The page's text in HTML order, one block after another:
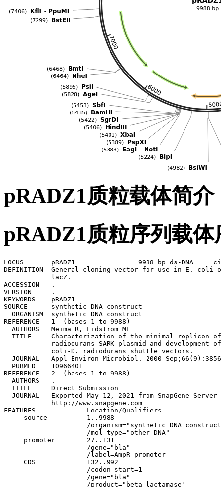
pRADZ1质粒载体简介
pRADZ1质粒序列载体
LOCUS       pRADZ1                9988 bp ds-DNA     circular SYN 12-MAY-2021
DEFINITION  General cloning vector for use in E. coli or D. radiodurans with 
            lacZ.
ACCESSION   .
VERSION     .
KEYWORDS    pRADZ1
SOURCE      synthetic DNA construct
  ORGANISM  synthetic DNA construct
REFERENCE   1  (bases 1 to 9988)
  AUTHORS   Meima R, Lidstrom ME
  TITLE     Characterization of the minimal replicon of a cryptic Deinococcus 
            radiodurans SARK plasmid and development of versatile Escherichia 
            coli-D. radiodurans shuttle vectors.
  JOURNAL   Appl Environ Microbiol. 2000 Sep;66(9):3856-67.
  PUBMED    10966401
REFERENCE   2  (bases 1 to 9988)
  AUTHORS   .
  TITLE     Direct Submission
  JOURNAL   Exported May 12, 2021 from SnapGene Server 1.1.58
            http://www.snapgene.com
FEATURES             Location/Qualifiers
     source          1..9988
                     /organism="synthetic DNA construct"
                     /mol_type="other DNA"
     promoter        27..131
                     /gene="bla"
                     /label=AmpR promoter
     CDS             132..992
                     /codon_start=1
                     /gene="bla"
                     /product="beta-lactamase"
                     /label=AmpR
                     /note="confers resistance to ampicillin, carbenicillin, and
                     related antibiotics"
                     /translation="MSIQHFRVALIPFFAAFCLPVFAHPETLVKVKDAEDQLGARVGYI
                     ELDLNSGKILESFRPEERFPMMSTFKVLLCGAVLSRIDAGQEQLGRRIHYSQNDLVEYS
                     PVTEKHLTDGMTVRELCSAAITMSDNTAANLLLTTIGGPKELTAFLHNMGDHVTRLDRW
                     EPELNEAIPNDERDTTMPVAMATTLRKLLTGELLTLASRQQLIDWMEADKVAGPLLRSA
                     LPAGWFIADKSGAGERGSRGIIAALGPDGKPSRIVVIYTTGSQATMDERNRQIAEIGAS
                     LIKHW"
     primer_bind     complement(350..369)
                     /label=Amp-R
                     /note="Ampicillin resistance gene, reverse primer"
     rep_origin      1163..1751
                     /direction=RIGHT
                     /label=ori
                     /note="high-copy-number ColE1/pMB1/pBR322/pUC origin of 
                     replication"
     primer_bind     1652..1671
                     /label=pBR322ori-F
                     /note="pBR322 origin, forward primer"
     primer_bind     1905..1922
                     /label=L4440
                     /note="L4440 vector, forward primer"
     protein_bind    2039..2060
                     /label=CAP binding site
                     /bound_moiety="E. coli catabolite activator protein"
                     /note="CAP binding activates transcription in the presence 
                     of cAMP."
     promoter        2075..2105
                     /label=lac promoter
                     /note="promoter for the E. coli lac operon"
     primer_bind     2117..2139
                     /label=M13/pUC Reverse
                     /note="In lacZ gene"
     primer_bind     2136..2152
                     /label=M13 rev
                     /note="common sequencing primer, one of multiple similar 
                     variants"
     primer_bind     2136..2152
                     /label=M13 Reverse
                     /note="In lacZ gene. Also called M13-rev"
     CDS             9144..9803
                     /codon_start=1
                     /gene="cat"
                     /product="chloramphenicol acetyltransferase"
                     /label=CmR
                     /note="confers resistance to chloramphenicol"
                     /translation="MEKKITGYTTVDISQSHRKEHFEAFQSVAQCTYNQTVQLDITAFL
                     KTVKKNKHKFYPAFIHILARLMNAHPEFRMAMKDGELVIWDSVHPCYTVFHEQTETFSS
                     LWSEYHDDFRQFLHIYSQDVACYGENLAYFPKGFIENMFFVSANPWVSFTSFDLNVANM
                     DNFFAPVFTMGKYYTQGDKVLMPLAIQVHHAVCDGFHVGRMLNELQQYCDEWQGGA"
     primer_bind     complement(9210..9229)
                     /label=CAT-R
                     /note="Chloramphenicol resistance gene, reverse primer"
ORIGIN
        1 caggtggcac ttttcgggga aatgtgcgcg gaacccctat ttgtttattt ttctaaatac
       61 attcaaatat gtatccgctc atgagacaat aaccctgata aatgcttcaa taatattgaa
      121 aaaggaagag tatgagtatt caacatttcc gtgtcgccct tattcccttt tttgcggcat
      181 tttgccttcc tgtttttgct cacccagaaa cgctggtgaa agtaaaagat gctgaagatc
      241 agttgggtgc acgagtgggt tacatcgaac tggatctcaa cagcggtaag atccttgaga
      301 gttttcgccc cgaagaacgt tttccaatga tgagcacttt taaagttctg ctatgtggcg
      361 cggtattatc ccgtattgac gccgggcaag agcaactcgg tcgccgcata cactattctc
      421 agaatgactt ggttgagtac tcaccagtca cagaaaagca tcttacggat ggcatgacag
      481 taagagaatt atgcagtgct gccataacca tgagtgataa cactgcggcc aacttacttc
      541 tgacaacgat cggaggaccg aaggagctaa ccgctttttt gcacaacatg ggggatcatg
      601 taactcgcct tgatcgttgg gaaccggagc tgaatgaagc cataccaaac gacgagcgtg
      661 acaccacgat gcctgtagca atggcaacaa cgttgcgcaa actattaact ggcgaactac
      721 ttactctagc ttcccggcaa caattaatag actggatgga ggcggataaa gttgcaggac
      781 cacttctgcg ctcggccctt ccggctggct ggtttattgc tgataaatct ggagccggtg
      841 agcgtgggtc tcgcggtatc attgcagcac tggggccaga tggtaagccc tcccgtatcg
      901 tagttatcta cacgacgggg agtcaggcaa ctatggatga acgaaataga cagatcgctg
      961 agataggtgc ctcactgatt aagcattggt aactgtcaga ccaagtttac tcatatatac
     1021 tttagattga tttaaaactt catttttaat ttaaaaggat ctaggtgaag atcctttttg
     1081 ataatctcat gaccaaaatc ccttaacgtg agttttcgtt ccactgagcg tcagaccccg
     1141 tagaaaagat caaaggatct tcttgagatc ctttttttct gcgcgtaatc tgctgcttgc
     1201 aaacaaaaaa accaccgcta ccagcggtgg tttgtttgcc ggatcaagag ctaccaactc
     1261 tttttccgaa ggtaactggc ttcagcagag cgcagatacc aaatactgtc cttctagtgt
     1321 agccgtagtt aggccaccac ttcaagaact ctgtagcacc gcctacatac ctcgctctgc
     1381 taatcctgtt accagtggct gctgccagtg gcgataagtc gtgtcttacc gggttggact
     1441 caagacgata gttaccggat aaggcgcagc ggtcgggctg aacggggggt tcgtgcacac
     1501 agcccagctt ggagcgaacg acctacaccg aactgagata cctacagcgt gagctatgag
     1561 aaagcgccac gcttcccgaa gggagaaagg cggacaggta tccggtaagc ggcagggtcg
     1621 gaacaggaga gcgcacgagg gagcttccag ggggaaacgc ctggtatctt tatagtcctg
     1681 tcgggtttcg ccacctctga cttgagcgtc gatttttgtg atgctcgtca ggggggcgga
     1741 gcctatggaa aaacgccagc aacgcggcct ttttacggtt cctggccttt tgctggcctt
     1801 ttgctcacat gttctttcct gcgttatccc ctgattctgt ggataaccgt attaccgcct
     1861 ttgagtgagc tgataccgct cgccgcagcc gaacgaccga gcgcagcgag tcagtgagcg
     1921 aggaagcgga agagcgccca atacgcaaac cgcctctccc cgcgcgttgg ccgattcatt
     1981 aatgcagctg gcacgacagg tttcccgact ggaaagcggg cagtgagcgc aacgcaatta
     2041 atgtgagtta gctcactcat taggcacccc aggctttaca ctttatgctt ccggctcgta
     2101 tgttgtgtgg aattggagcg gataacaatt tcacacagga aacagctatg accatgatta
     2161 cgccaagctc gcgaggcctc gagatctata gggaaaaggt ggtgaactac tgtggaagtt
     2221 actgacgtaa gattacgggt cgaccgggaa aaccctggcg ttacccaact taatcgcctt
     2281 gcagcacatc cccctttcgc cagctggcgt aatagcgaag aggcccgcac cgatcgccct
     2341 tcccaacagt tgcgcagcct gaatggcgaa tggcgctttg cctggtttcc ggcaccagaa
     2401 gcggtgccgg